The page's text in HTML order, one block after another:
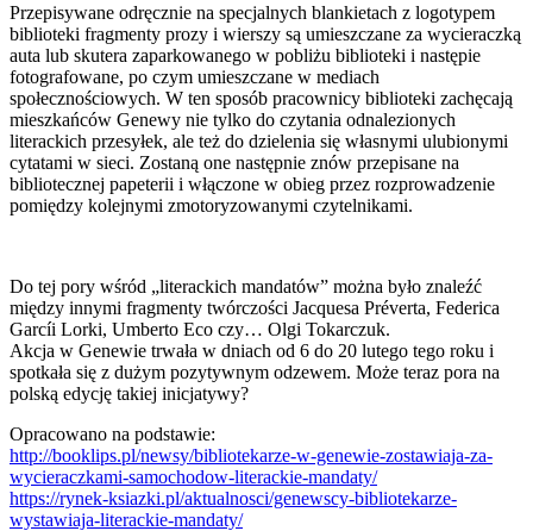
Przepisywane odręcznie na specjalnych blankietach z logotypem
biblioteki fragmenty prozy i wierszy są umieszczane za wycieraczką
auta lub skutera zaparkowanego w pobliżu biblioteki i następie
fotografowane, po czym umieszczane w mediach
społecznościowych. W ten sposób pracownicy biblioteki zachęcają
mieszkańców Genewy nie tylko do czytania odnalezionych
literackich przesyłek, ale też do dzielenia się własnymi ulubionymi
cytatami w sieci. Zostaną one następnie znów przepisane na
bibliotecznej papeterii i włączone w obieg przez rozprowadzenie
pomiędzy kolejnymi zmotoryzowanymi czytelnikami.
Do tej pory wśród „literackich mandatów” można było znaleźć
między innymi fragmenty twórczości Jacquesa Préverta, Federica
Garcíi Lorki, Umberto Eco czy… Olgi Tokarczuk.
Akcja w Genewie trwała w dniach od 6 do 20 lutego tego roku i
spotkała się z dużym pozytywnym odzewem. Może teraz pora na
polską edycję takiej inicjatywy?
Opracowano na podstawie:
http://booklips.pl/newsy/bibliotekarze-w-genewie-zostawiaja-za-
wycieraczkami-samochodow-literackie-mandaty/
https://rynek-ksiazki.pl/aktualnosci/genewscy-bibliotekarze-
wystawiaja-literackie-mandaty/